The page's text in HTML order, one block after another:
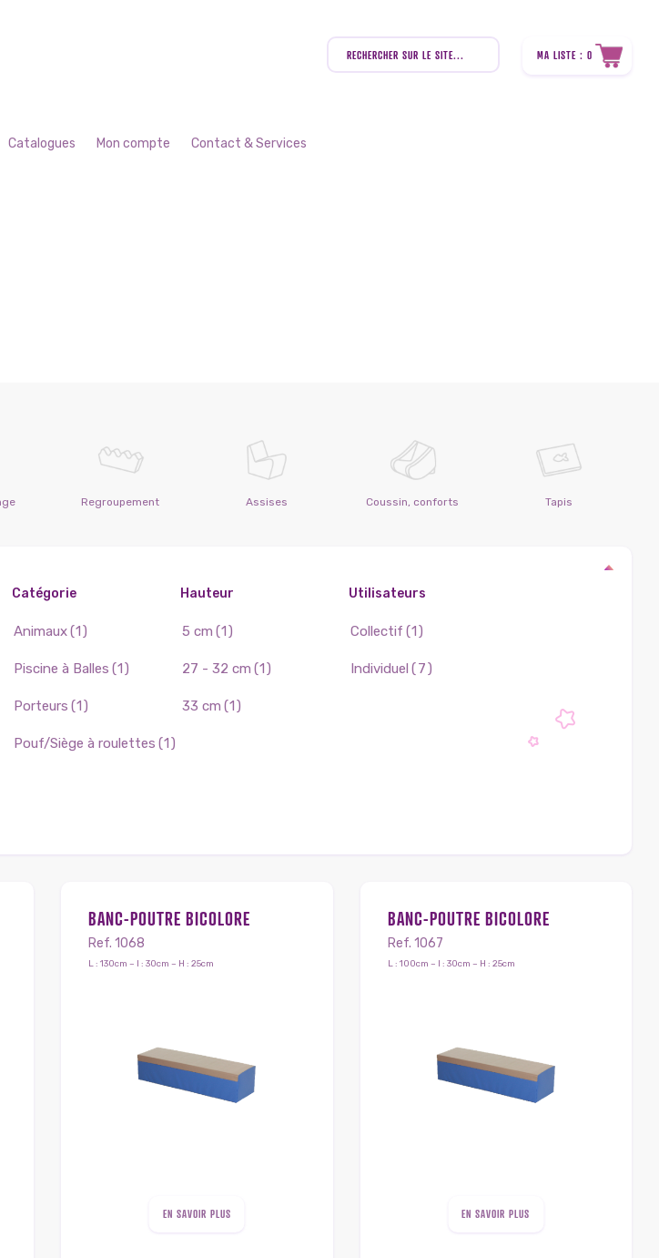
Catalogues Mon compte Contact & Services
Recherche
produits
MA LISTE : 0
Regroupement Assises Coussin, conforts Tapis
Catégorie
Animaux(1)
Piscine à Balles (1)
Porteurs (1)
Pouf/Siège à roulettes (1)
Hauteur
5 cm (1)
27 - 32 cm (1)
33 cm (1)
Utilisateurs
Collectif (1)
Individuel (7)
BANC-POUTRE BICOLORE
Ref. 1068
L : 130cm – l : 30cm – H : 25cm
EN SAVOIR PLUS
BANC-POUTRE BICOLORE
Ref. 1067
L : 100cm – l : 30cm – H : 25cm
EN SAVOIR PLUS